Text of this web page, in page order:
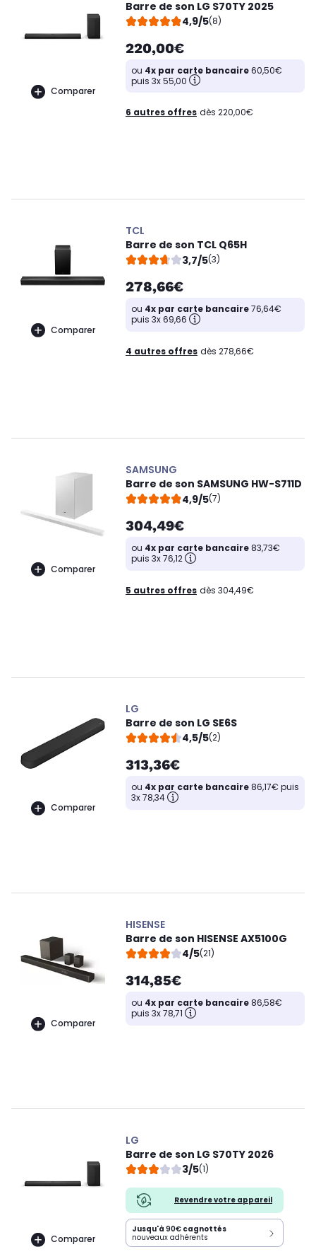
Comparer
Barre de son LG S70TY 2025
4,9/5(8)
220,00€
ou 4x par carte bancaire60,50€
puis 3x 55,00
6 autres offres dès 220,00€
Comparer
TCL
Barre de son TCL Q65H
3,7/5(3)
278,66€
ou 4x par carte bancaire76,64€
puis 3x 69,66
4 autres offres dès 278,66€
Comparer
SAMSUNG
Barre de son SAMSUNG HW-S711D
4,9/5(7)
304,49€
ou 4x par carte bancaire83,73€
puis 3x 76,12
5 autres offres dès 304,49€
Comparer
LG
Barre de son LG SE6S
4,5/5(2)
313,36€
ou 4x par carte bancaire86,17€ puis
3x 78,34
Comparer
HISENSE
Barre de son HISENSE AX5100G
4/5(21)
314,85€
ou 4x par carte bancaire86,58€
puis 3x 78,71
Comparer
LG
Barre de son LG S70TY 2026
3/5(1)
Revendre votre appareil
Jusqu'à 90€ cagnottés
nouveaux adhérents